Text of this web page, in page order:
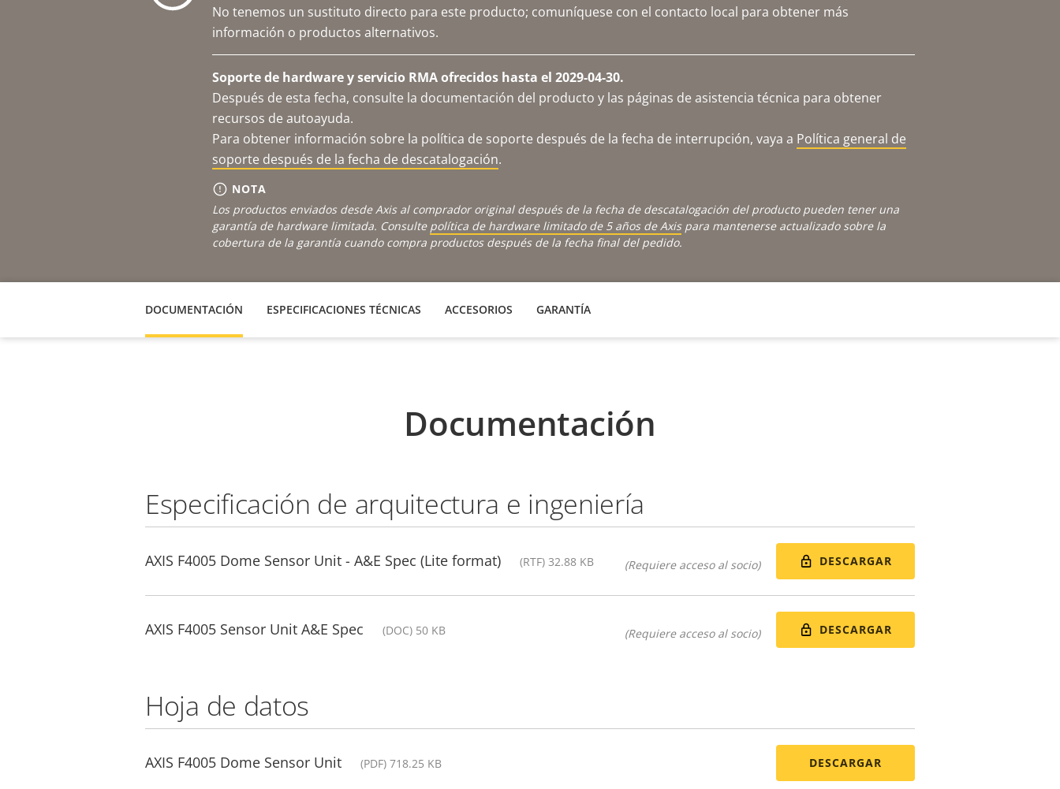
No tenemos un sustituto directo para este producto; comuníquese con el contacto local para obtener más
información o productos alternativos.
Soporte de hardware y servicio RMA ofrecidos hasta el 2029-04-30.
Después de esta fecha, consulte la documentación del producto y las páginas de asistencia técnica para obtener
recursos de autoayuda.
Para obtener información sobre la política de soporte después de la fecha de interrupción, vaya a Política general de
soporte después de la fecha de descatalogación.
NOTA
Los productos enviados desde Axis al comprador original después de la fecha de descatalogación del producto pueden tener una
garantía de hardware limitada. Consulte política de hardware limitado de 5 años de Axispara mantenerse actualizado sobre la
cobertura de la garantía cuando compra productos después de la fecha final del pedido.
DOCUMENTACIÓN ESPECIFICACIONES TÉCNICAS ACCESORIOS GARANTÍA
Documentación
Especificación de arquitectura e ingeniería
AXIS F4005 Dome Sensor Unit - A&E Spec (Lite format) (RTF) 32.88 KB (Requiere acceso al socio) DESCARGAR
AXIS F4005 Sensor Unit A&E Spec (DOC) 50 KB (Requiere acceso al socio) DESCARGAR
Hoja de datos
AXIS F4005 Dome Sensor Unit (PDF) 718.25 KB DESCARGAR